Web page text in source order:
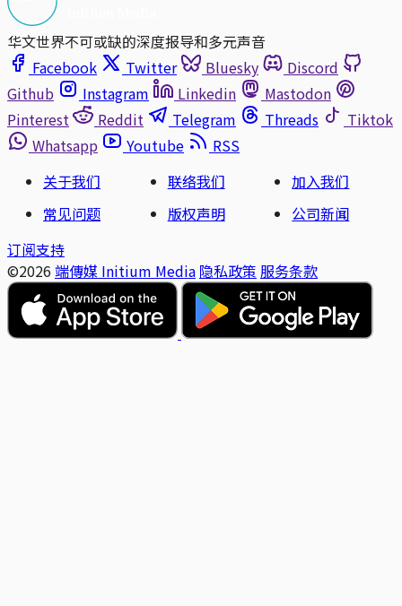
华文世界不可或缺的深度报导和多元声音
Facebook
Twitter Bluesky
Discord
Github
Instagram Linkedin
Mastodon
Pinterest
Reddit Telegram Threads
Tiktok
Whatsapp
Youtube
RSS
关于我们
联络我们
加入我们
常见问题
版权声明
公司新闻
订阅支持
©2026 端傳媒 Initium Media 隐私政策 服务条款